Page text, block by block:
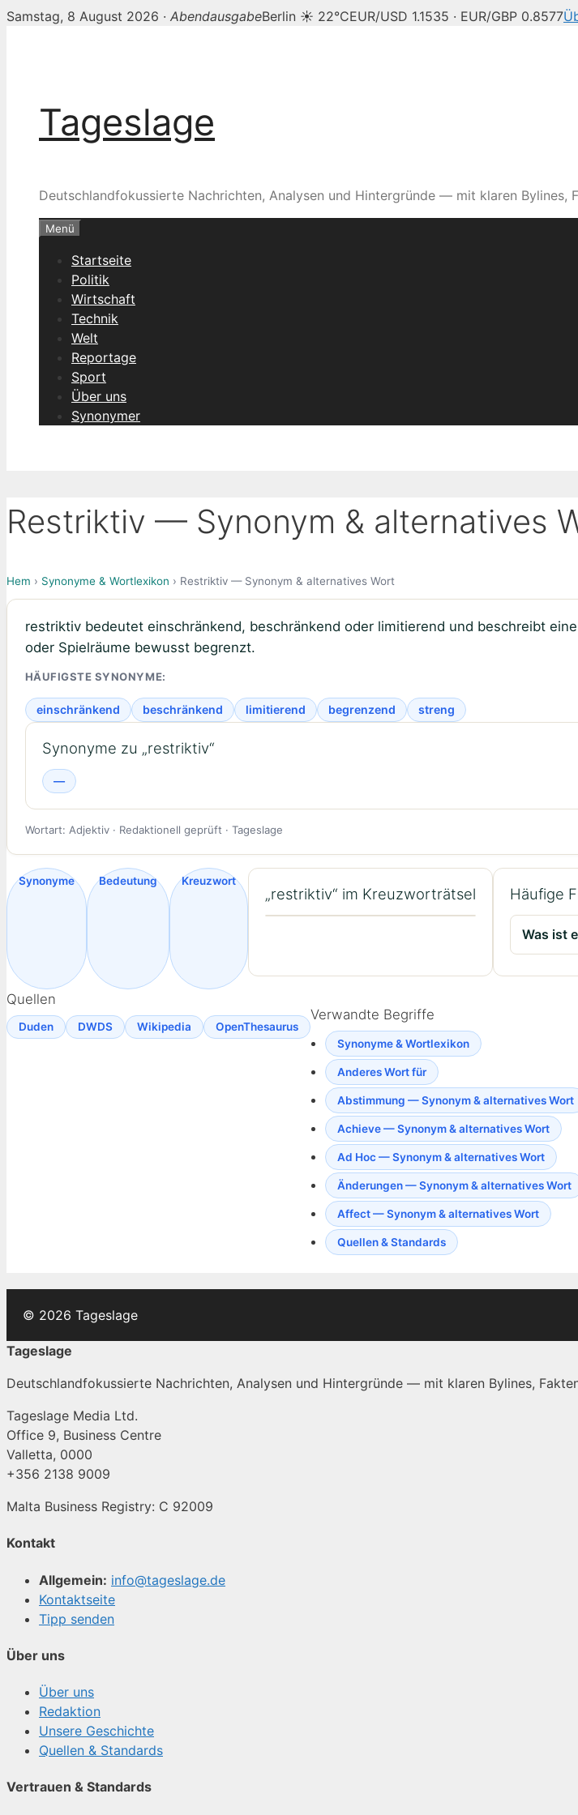
Samstag, 8 August 2026 · AbendausgabeBerlin ☀ 22°CEUR/USD 1.1535 · EUR/GBP 0.8577
Tageslage
Deutschlandfokussierte Nachrichten, Analysen und Hintergründe — mit klaren Bylines,
Menü
Startseite
Politik
Wirtschaft
Technik
Welt
Reportage
Sport
Über uns
Synonymer
Restriktiv — Synonym & alternatives
Hem › Synonyme & Wortlexikon › Restriktiv — Synonym & alternatives Wort
restriktiv bedeutet einschränkend, beschränkend oder limitierend und beschreibt
oder Spielräume bewusst begrenzt.
HÄUFIGSTE SYNONYME:
einschränkend beschränkend limitierend begrenzend streng
Synonyme zu „restriktiv“
—
Wortart: Adjektiv · Redaktionell geprüft · Tageslage
Synonyme Bedeutung Kreuzwort
„restriktiv“ im Kreuzworträtsel Häufige
Was ist
Quellen
Duden DWDS Wikipedia OpenThesaurus
Verwandte Begriffe
Synonyme & Wortlexikon
Anderes Wort für
Abstimmung — Synonym & alternatives Wort
Achieve — Synonym & alternatives Wort
Ad Hoc — Synonym & alternatives Wort
Änderungen — Synonym & alternatives Wort
Affect — Synonym & alternatives Wort
Quellen & Standards
© 2026 Tageslage
Tageslage
Deutschlandfokussierte Nachrichten, Analysen und Hintergründe — mit klaren Bylines,
Tageslage Media Ltd.
Office 9, Business Centre
Valletta, 0000
+356 2138 9009
Malta Business Registry: C 92009
Kontakt
Allgemein: info@tageslage.de
Kontaktseite
Tipp senden
Über uns
Über uns
Redaktion
Unsere Geschichte
Quellen & Standards
Vertrauen & Standards